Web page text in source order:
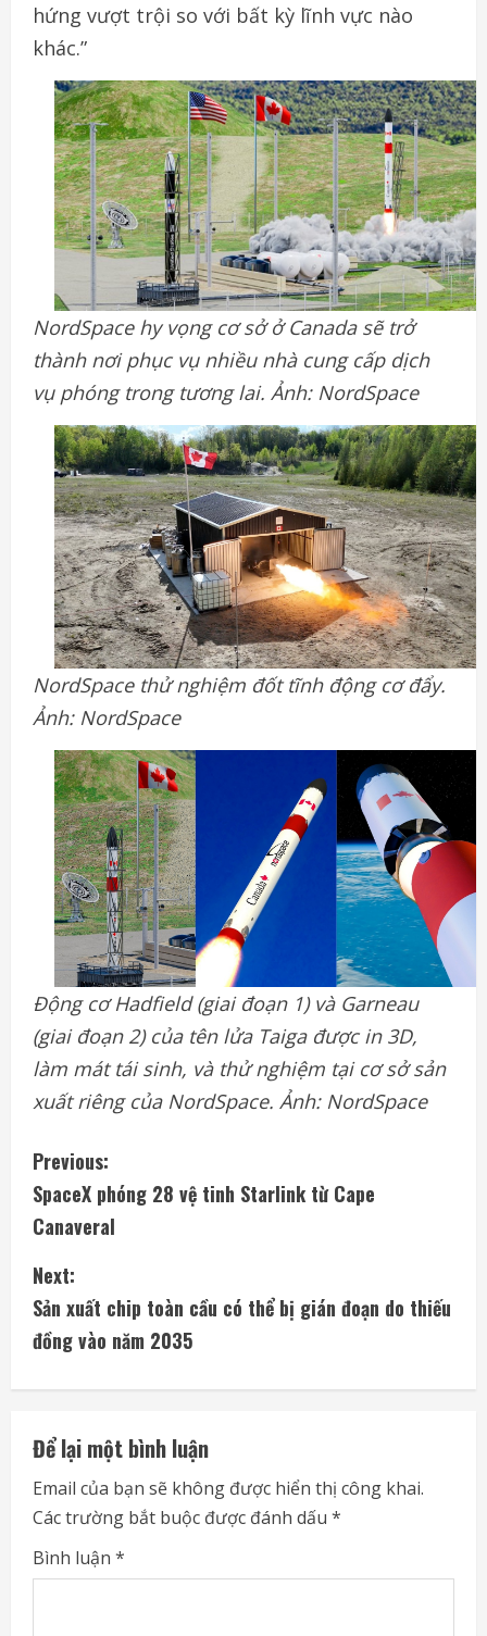
hứng vượt trội so với bất kỳ lĩnh vực nào
khác.”
NordSpace hy vọng cơ sở ở Canada sẽ trở
thành nơi phục vụ nhiều nhà cung cấp dịch
vụ phóng trong tương lai. Ảnh: NordSpace
NordSpace thử nghiệm đốt tĩnh động cơ đẩy.
Ảnh: NordSpace
Động cơ Hadfield (giai đoạn 1) và Garneau
(giai đoạn 2) của tên lửa Taiga được in 3D,
làm mát tái sinh, và thử nghiệm tại cơ sở sản
xuất riêng của NordSpace. Ảnh: NordSpace
C
o
n
t
i
n
u
e
R
e
Previous:
SpaceX phóng 28 vệ tinh Starlink từ Cape
Canaveral
Next:
Sản xuất chip toàn cầu có thể bị gián đoạn do thiếu
đồng vào năm 2035
Để lại một bình luận
Email của bạn sẽ không được hiển thị công khai.
Các trường bắt buộc được đánh dấu *
Bình luận *